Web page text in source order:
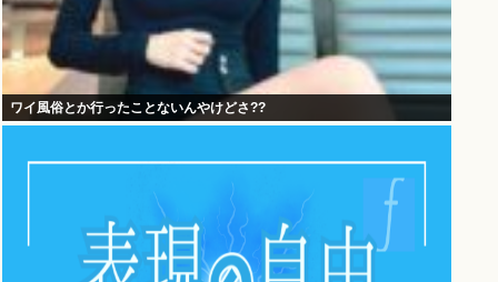
ワイ風俗とか行ったことないんやけどさ??